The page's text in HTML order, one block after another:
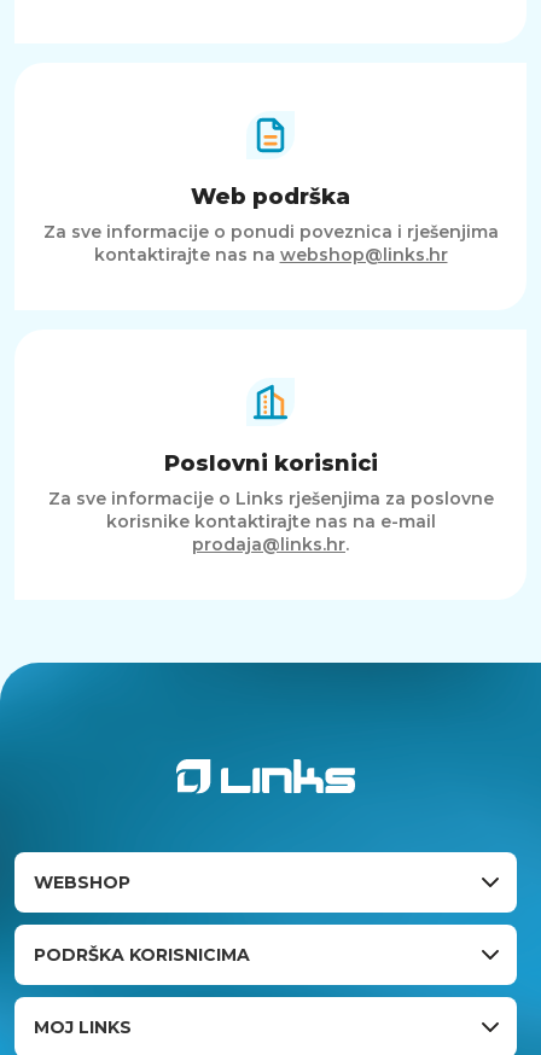
Web podrška
Za sve informacije o ponudi poveznica i rješenjima
kontaktirajte nas na webshop@links.hr
Poslovni korisnici
Za sve informacije o Links rješenjima za poslovne
korisnike kontaktirajte nas na e-mail
prodaja@links.hr.
WEBSHOP
PODRŠKA KORISNICIMA
MOJ LINKS